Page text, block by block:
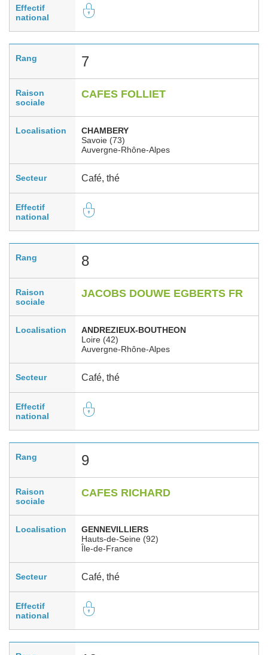
Effectif
national
Rang 7
Raison
sociale
CAFES FOLLIET
Localisation
CHAMBERY
Savoie (73)
Auvergne-Rhône-Alpes
Secteur Café, thé
Effectif
national
Rang 8
Raison
sociale
JACOBS DOUWE EGBERTS FR
Localisation
ANDREZIEUX-BOUTHEON
Loire (42)
Auvergne-Rhône-Alpes
Secteur Café, thé
Effectif
national
Rang 9
Raison
sociale
CAFES RICHARD
Localisation
GENNEVILLIERS
Hauts-de-Seine (92)
Île-de-France
Secteur Café, thé
Effectif
national